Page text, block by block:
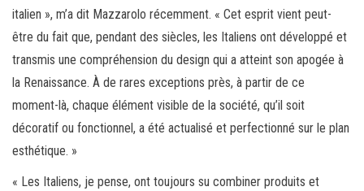
italien », m’a dit Mazzarolo récemment. « Cet esprit vient peut-
être du fait que, pendant des siècles, les Italiens ont développé et
transmis une compréhension du design qui a atteint son apogée à
la Renaissance. À de rares exceptions près, à partir de ce
moment-là, chaque élément visible de la société, qu’il soit
décoratif ou fonctionnel, a été actualisé et perfectionné sur le plan
esthétique. »
« Les Italiens, je pense, ont toujours su combiner produits et